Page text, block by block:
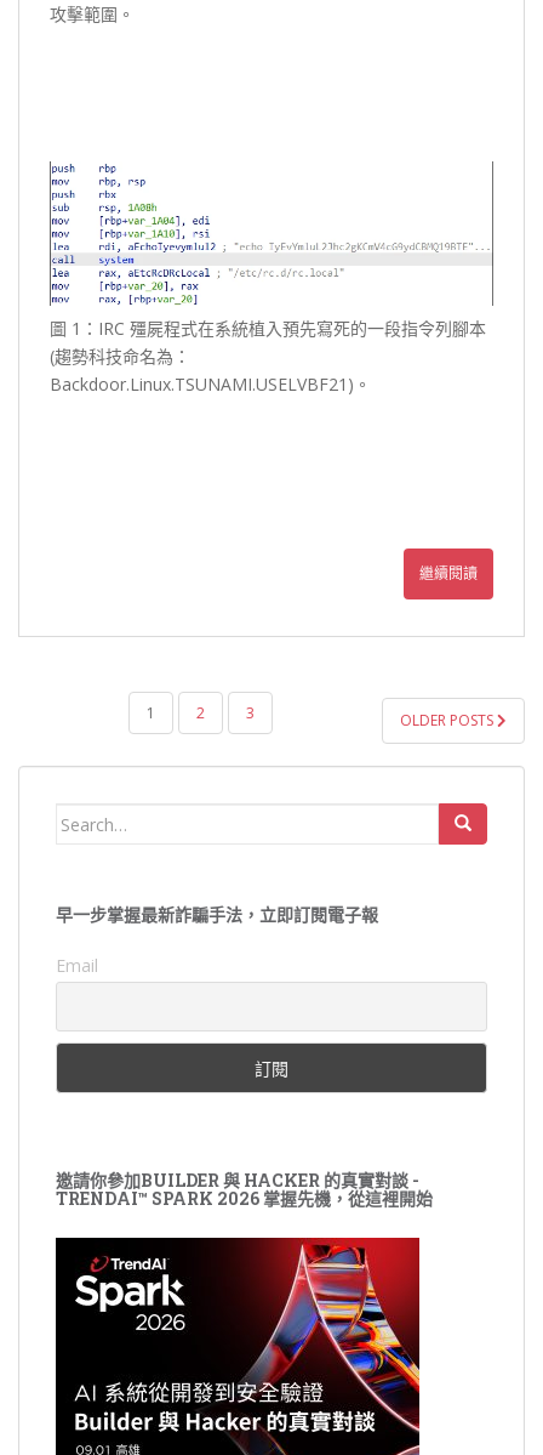
攻擊範圍。
圖 1：IRC 殭屍程式在系統植入預先寫死的一段指令列腳本
(趨勢科技命名為：
Backdoor.Linux.TSUNAMI.USELVBF21)。
繼續閱讀
導
1 2 3 OLDER POSTS
Search
早一步掌握最新詐騙手法，立即訂閱電子報
Email
邀請你參加BUILDER 與 HACKER 的真實對談 -
TRENDAI™ SPARK 2026 掌握先機，從這裡開始